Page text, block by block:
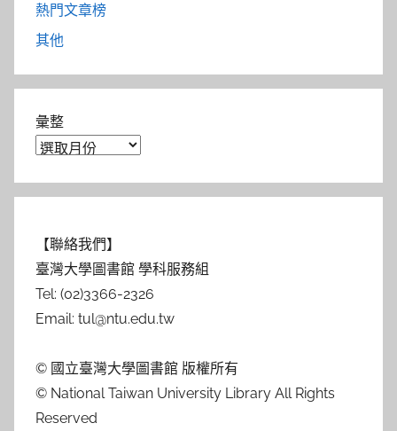
熱門文章榜
其他
彙整
【聯絡我們】
臺灣大學圖書館 學科服務組
Tel: (02)3366-2326
Email: tul@ntu.edu.tw
© 國立臺灣大學圖書館 版權所有
© National Taiwan University Library All Rights
Reserved